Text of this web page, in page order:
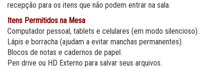
recepção para os itens que não podem entrar na sala.
Itens Permitidos na Mesa
Computador pessoal, tablets e celulares (em modo silencioso).
Lápis e borracha (ajudam a evitar manchas permanentes).
Blocos de notas e cadernos de papel.
Pen drive ou HD Externo para salvar seus arquivos.